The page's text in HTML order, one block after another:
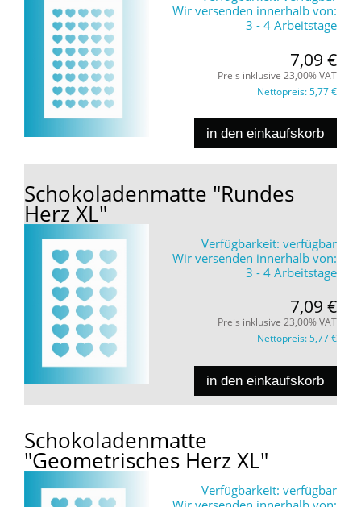
Wir versenden innerhalb von:
3 - 4 Arbeitstage
7,09 €
Preis inklusive 23,00% VAT
Nettopreis:5,77 €
in den einkaufskorb
Schokoladenmatte "Rundes
Herz XL"
Verfügbarkeit: verfügbar
Wir versenden innerhalb von:
3 - 4 Arbeitstage
7,09 €
Preis inklusive 23,00% VAT
Nettopreis:5,77 €
in den einkaufskorb
Schokoladenmatte
"Geometrisches Herz XL"
Verfügbarkeit: verfügbar